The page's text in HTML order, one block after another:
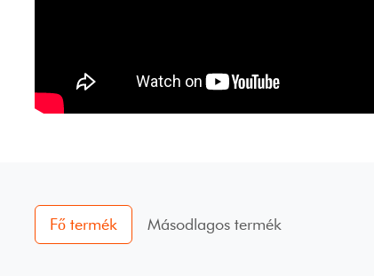
Fő termék Másodlagos termék